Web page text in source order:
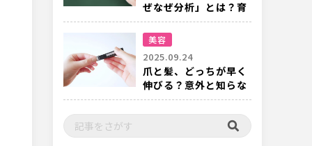
ぜなぜ分析」とは？育
成の現場でも有効
美容
2025.09.24
爪と髪、どっちが早く
伸びる？意外と知らな
い成長スピードの話